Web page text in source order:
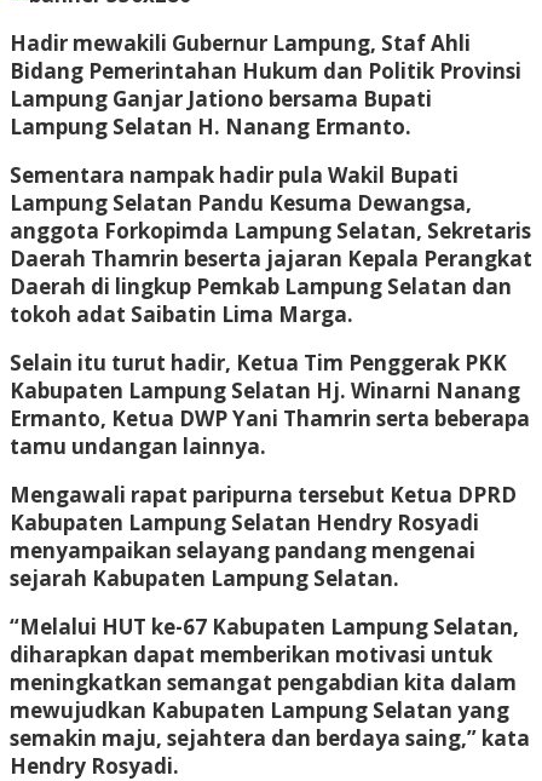
Hadir mewakili Gubernur Lampung, Staf Ahli
Bidang Pemerintahan Hukum dan Politik Provinsi
Lampung Ganjar Jationo bersama Bupati
Lampung Selatan H. Nanang Ermanto.
Sementara nampak hadir pula Wakil Bupati
Lampung Selatan Pandu Kesuma Dewangsa,
anggota Forkopimda Lampung Selatan, Sekretaris
Daerah Thamrin beserta jajaran Kepala Perangkat
Daerah di lingkup Pemkab Lampung Selatan dan
tokoh adat Saibatin Lima Marga.
Selain itu turut hadir, Ketua Tim Penggerak PKK
Kabupaten Lampung Selatan Hj. Winarni Nanang
Ermanto, Ketua DWP Yani Thamrin serta beberapa
tamu undangan lainnya.
Mengawali rapat paripurna tersebut Ketua DPRD
Kabupaten Lampung Selatan Hendry Rosyadi
menyampaikan selayang pandang mengenai
sejarah Kabupaten Lampung Selatan.
“Melalui HUT ke-67 Kabupaten Lampung Selatan,
diharapkan dapat memberikan motivasi untuk
meningkatkan semangat pengabdian kita dalam
mewujudkan Kabupaten Lampung Selatan yang
semakin maju, sejahtera dan berdaya saing,” kata
Hendry Rosyadi.